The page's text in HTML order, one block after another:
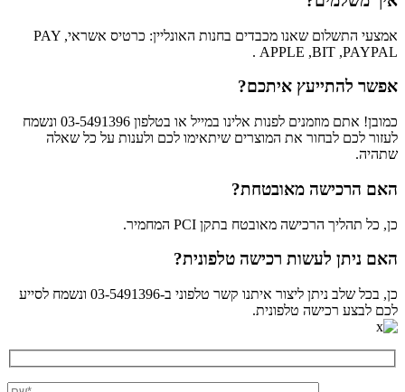
אמצעי התשלום שאנו מכבדים בחנות האונליין: כרטיס אשראי, PAY
APPLE ,BIT ,PAYPAL .
אפשר להתייעץ איתכם?
כמובן! אתם מוזמנים לפנות אלינו במייל או בטלפון 03-5491396 ונשמח
לעזור לכם לבחור את המוצרים שיתאימו לכם ולענות על כל שאלה
שתהיה.
האם הרכישה מאובטחת?
כן, כל תהליך הרכישה מאובטח בתקן PCI המחמיר.
האם ניתן לעשות רכישה טלפונית?
כן, בכל שלב ניתן ליצור איתנו קשר טלפוני ב-03-5491396 ונשמח לסייע
לכם לבצע רכישה טלפונית.